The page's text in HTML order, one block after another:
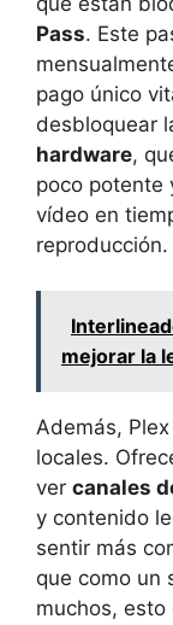
Pass. Este
pago único
desbloquear
hardware,
poco potente
vídeo en
reproducción.
mejorar la
Además,
locales.
ver canales
y contenido
sentir más
que como un
muchos,